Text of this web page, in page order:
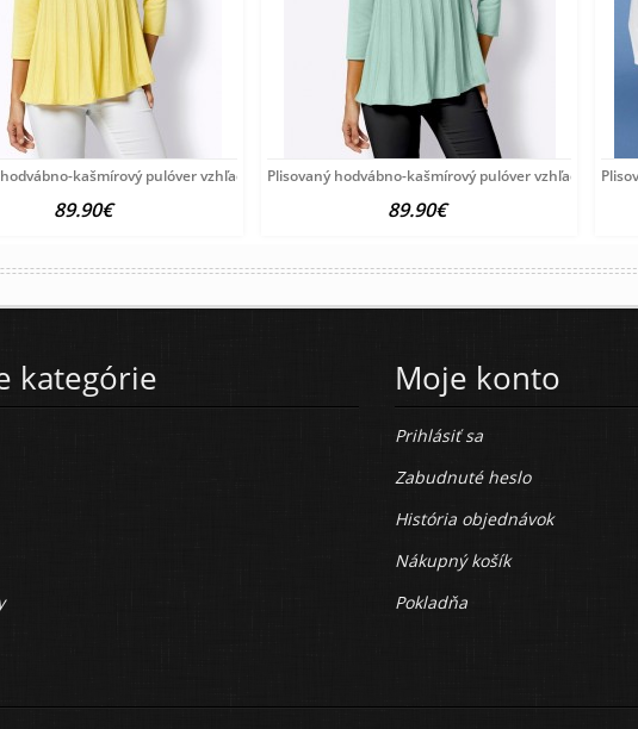
kašmírový pulóver vzhľadom Création
89.90€
Plisovaný hodvábno-kašmírový pulóver vzhľadom
89.90€
kategórie Moje konto
Prihlásiť sa
Zabudnuté heslo
História objednávok
Nákupný košík
Pokladňa